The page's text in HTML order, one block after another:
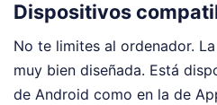
Dispositivos
No te limites al ordenador.
muy bien diseñada. Está
de Android como en la de